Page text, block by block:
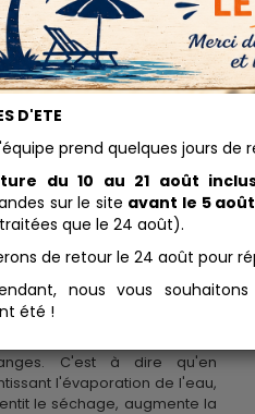
un adjuvant et un rétenteur
Il est utilisé dans la
des peintures et
à la chaux. Utilisation : 1
méthyl cellulose par rapport
total utilisé (chaux + eau
etc...). Le
ou colle à papier
de pures fibrilles, agit en tant
C'est à dire qu'en
l'évaporation de l'eau,
le séchage, augmente la
D'ETE
prend quelques jours de
du 10 au 21 août
sur le site avant le 5
que le 24 août).
de retour le 24 août pour
nous vous
été !